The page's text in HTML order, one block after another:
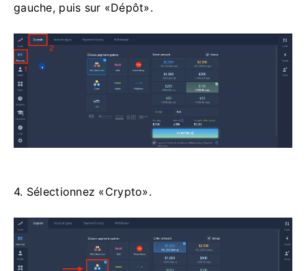
gauche, puis sur «Dépôt».
4. Sélectionnez «Crypto».